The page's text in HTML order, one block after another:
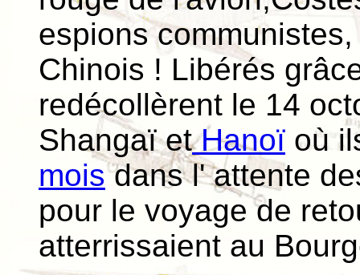
espions
Chinois ! Libérés
redécollèrent le 14
Shangaï etHanoï où
moisdans l' attente
pour le voyage de
atterrissaient au